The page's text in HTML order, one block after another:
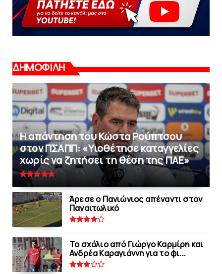
ΔΗΜΟΦΙΛΗ
Η απάντηση του Κώστα Ρούπτσου
στον ΠΣΑΠΠ: «Υιοθέτησε καταγγελίες
χωρίς να ζητήσει τη θέση της ΠAΕ»
Άρεσε ο Πανιώνιος απέναντι στoν
Παναιτωλικό
Το σχόλιο από Γιώργο Καρμίρη και
Ανδρέα Καραγιάννη για το φι...